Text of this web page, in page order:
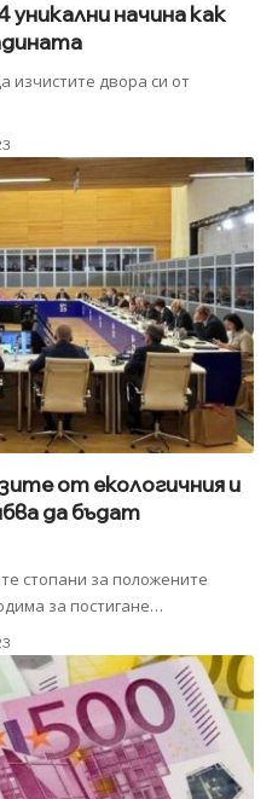
начина как
изчистите двора си от
от екологичния и
да бъдат
стопани за положените
за постигане…